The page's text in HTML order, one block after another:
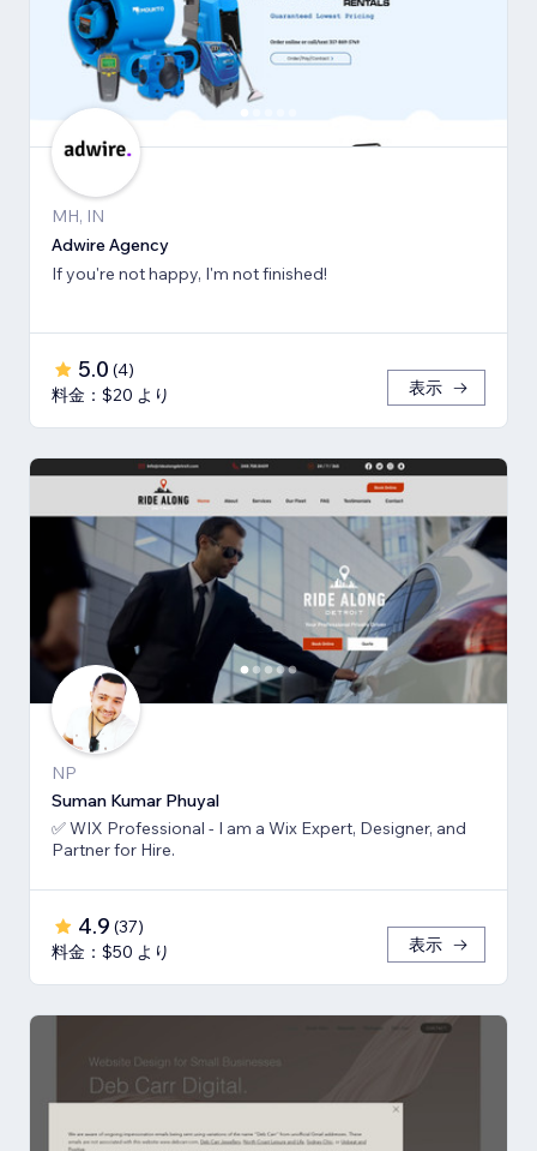
MH, IN
Adwire Agency
If you're not happy, I'm not finished!
5.0 (4)
料金：$20 より
表示
NP
Suman Kumar Phuyal
✅ WIX Professional - I am a Wix Expert, Designer, and
Partner for Hire.
4.9 (37)
料金：$50 より
表示